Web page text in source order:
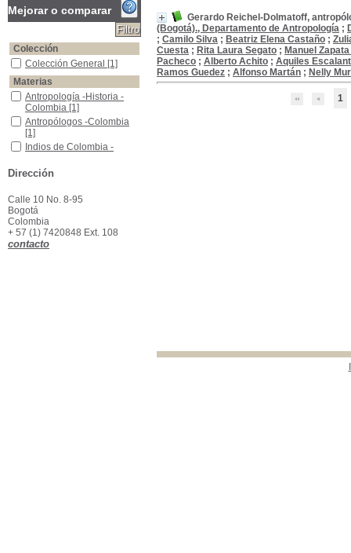
Gerardo Reichel-Dolmatoff,
(Bogotá)., Departamento de Antropología ;
; Camilo Silva ; Beatriz Elena Castaño ;
Cuesta ; Rita Laura Segato ; Manuel
Pacheco ; Alberto Achito ; Aquiles
Ramos Guedez ; Alfonso Martán ; Nelly
1
Mejorar o comparar
Colección
Colección General
Colección General [1]
Materias
Antropología -Historia -Colombia
Antropología -Historia -
Colombia [1]
Antropólogos -Colombia
Antropólogos -Colombia
[1]
Indios de Colombia -Fotografias
Indios de Colombia -
Dirección
Calle 10 No. 8-95
Bogotá
Colombia
+ 57 (1) 7420848 Ext. 108
contacto